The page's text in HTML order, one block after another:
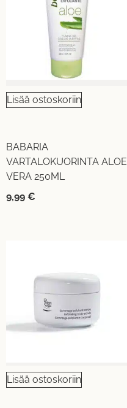
Lisää ostoskoriin
BABARIA
VARTALOKUORINTA ALOE
VERA 250ML
9,99 €
Lisää ostoskoriin